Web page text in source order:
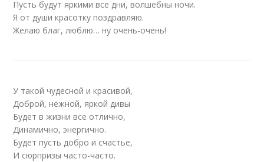
Пусть будут яркими все дни, волшебны ночи.
Я от души красотку поздравляю.
Желаю благ, люблю… ну очень-очень!
У такой чудесной и красивой,
Доброй, нежной, яркой дивы
Будет в жизни все отлично,
Динамично, энергично.
Будет пусть добро и счастье,
И сюрпризы часто-часто.